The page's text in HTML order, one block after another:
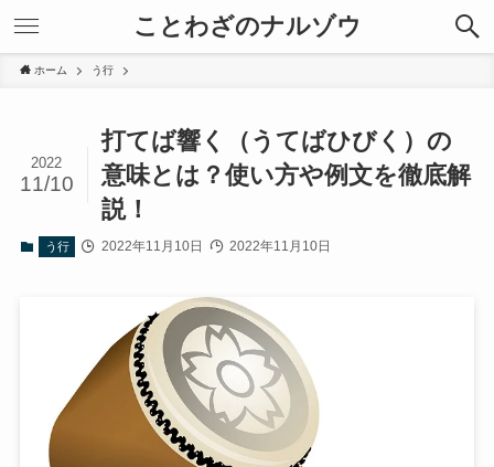
ことわざのナルゾウ
ホーム う行
打てば響く（うてばひびく）の
意味とは？使い方や例文を徹底解
説！
2022
11/10
う行 2022年11月10日 2022年11月10日